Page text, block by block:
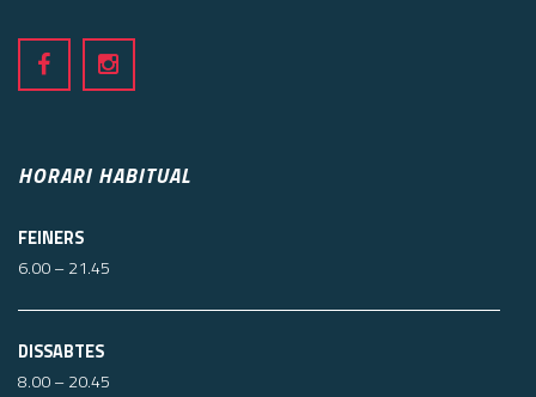
HORARI HABITUAL
FEINERS
6.00 – 21.45
DISSABTES
8.00 – 20.45